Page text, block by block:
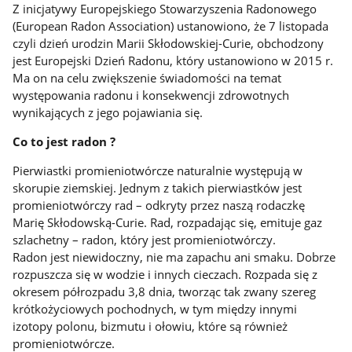
Z inicjatywy Europejskiego Stowarzyszenia Radonowego
(European Radon Association) ustanowiono, że 7 listopada
czyli dzień urodzin Marii Skłodowskiej-Curie, obchodzony
jest Europejski Dzień Radonu, który ustanowiono w 2015 r.
Ma on na celu zwiększenie świadomości na temat
występowania radonu i konsekwencji zdrowotnych
wynikających z jego pojawiania się.
Co to jest radon ?
Pierwiastki promieniotwórcze naturalnie występują w
skorupie ziemskiej. Jednym z takich pierwiastków jest
promieniotwórczy rad – odkryty przez naszą rodaczkę
Marię Skłodowską-Curie. Rad, rozpadając się, emituje gaz
szlachetny – radon, który jest promieniotwórczy.
Radon jest niewidoczny, nie ma zapachu ani smaku. Dobrze
rozpuszcza się w wodzie i innych cieczach. Rozpada się z
okresem półrozpadu 3,8 dnia, tworząc tak zwany szereg
krótkożyciowych pochodnych, w tym między innymi
izotopy polonu, bizmutu i ołowiu, które są również
promieniotwórcze.